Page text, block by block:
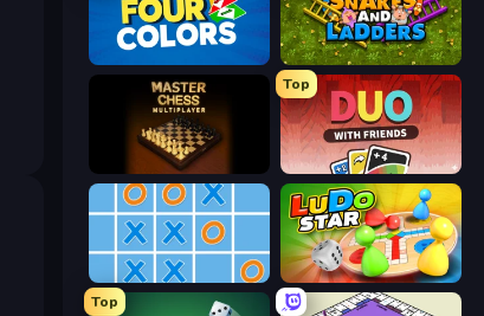
Snakes and Ladders
Master Chess
Top
DUO With Friends
Tic Tac Toe Online Ludo Star League
Top